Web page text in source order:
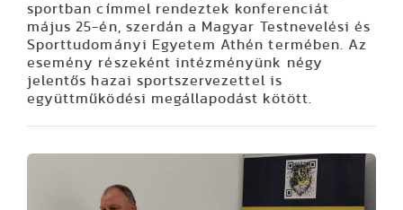
sportban címmel rendeztek konferenciát
május 25-én, szerdán a Magyar Testnevelési és
Sporttudományi Egyetem Athén termében. Az
esemény részeként intézményünk négy
jelentős hazai sportszervezettel is
együttműködési megállapodást kötött.